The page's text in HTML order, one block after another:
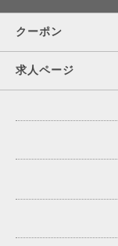
クーポン
求人ページ